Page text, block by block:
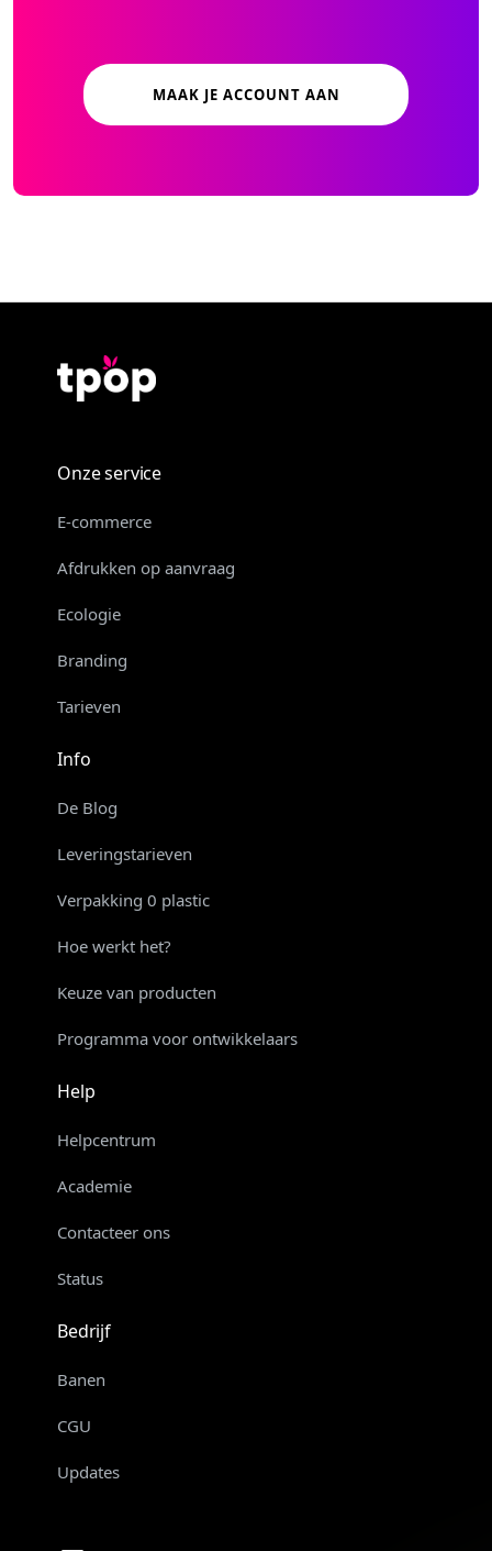
MAAK JE ACCOUNT AAN
Onze service
E-commerce
Afdrukken op aanvraag
Ecologie
Branding
Tarieven
Info
De Blog
Leveringstarieven
Verpakking 0 plastic
Hoe werkt het?
Keuze van producten
Programma voor ontwikkelaars
Help
Helpcentrum
Academie
Contacteer ons
Status
Bedrijf
Banen
CGU
Updates